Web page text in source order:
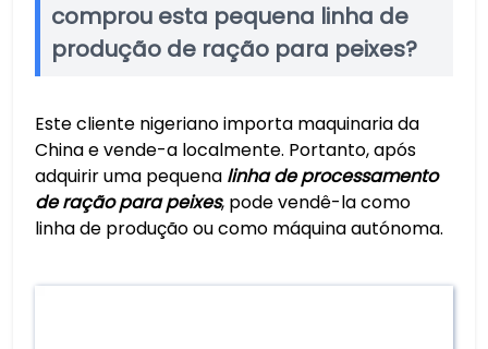
comprou esta pequena linha de
produção de ração para peixes?
Este cliente nigeriano importa maquinaria da
China e vende-a localmente. Portanto, após
adquirir uma pequena linha de processamento
de ração para peixes, pode vendê-la como
linha de produção ou como máquina autónoma.